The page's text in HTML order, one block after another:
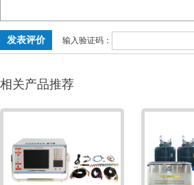
输入验证码：
相关产品推荐